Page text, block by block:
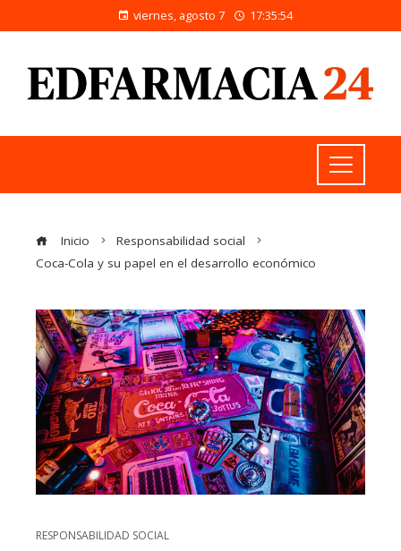
viernes, agosto 7 17:35:55
Inicio
Responsabilidad social
Coca-Cola y su papel en el desarrollo económico
RESPONSABILIDAD SOCIAL